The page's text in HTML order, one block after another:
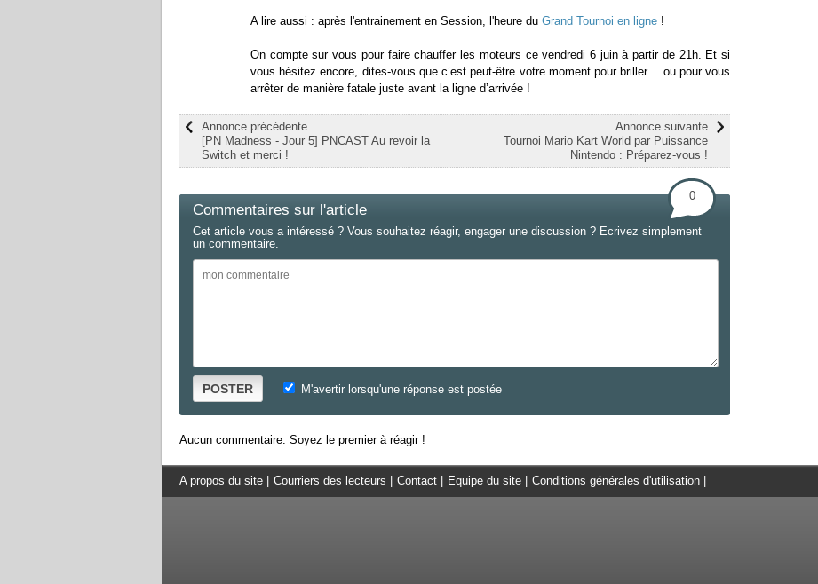
A lire aussi : après l'entrainement en Session, l'heure du Grand Tournoi en ligne !
On compte sur vous pour faire chauffer les moteurs ce vendredi 6 juin à partir de 21h. Et si
vous hésitez encore, dites-vous que c’est peut-être votre moment pour briller… ou pour vous
arrêter de manière fatale juste avant la ligne d’arrivée !
Annonce suivante
Tournoi Mario Kart World par Puissance
Nintendo : Préparez-vous !
Annonce précédente
[PN Madness - Jour 5] PNCAST Au revoir la
Switch et merci !
Commentaires sur l'article
0
Cet article vous a intéressé ? Vous souhaitez réagir, engager une discussion ? Ecrivez simplement
un commentaire.
POSTER M'avertir lorsqu'une réponse est postée
Aucun commentaire. Soyez le premier à réagir !
A propos du site Courriers des lecteurs Contact Equipe du site Conditions générales d'utilisation